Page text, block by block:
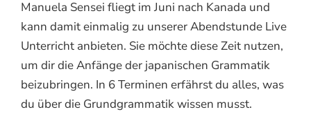
Manuela Sensei fliegt im Juni nach Kanada und
kann damit einmalig zu unserer Abendstunde Live
Unterricht anbieten. Sie möchte diese Zeit nutzen,
um dir die Anfänge der japanischen Grammatik
beizubringen. In 6 Terminen erfährst du alles, was
du über die Grundgrammatik wissen musst.